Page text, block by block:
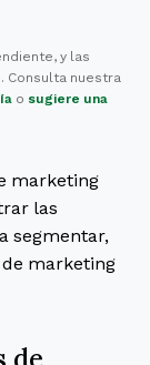
y las
Consulta nuestra
o sugiere una
marketing
las
segmentar,
marketing